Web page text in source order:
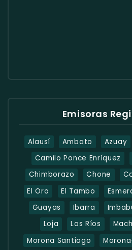
Emisoras
Alausí Ambato Azuay
Camilo Ponce Enríquez
Chimborazo
Chone
El Oro
El Tambo
Guayas
Ibarra
Loja
Los Ríos
Morona Santiago